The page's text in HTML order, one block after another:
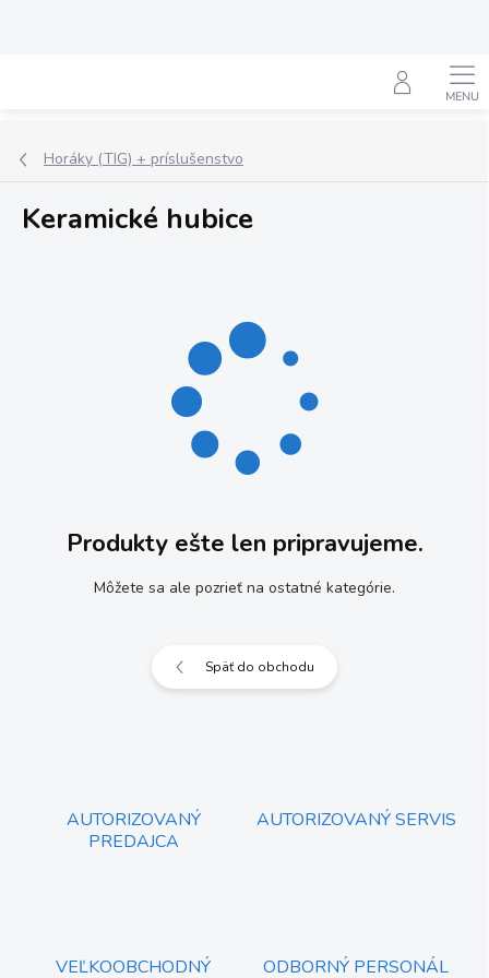
Hľadať
Horáky (TIG) + príslušenstvo
Keramické hubice
Produkty ešte len pripravujeme.
Môžete sa ale pozrieť na ostatné kategórie.
Späť do obchodu
AUTORIZOVANÝ
PREDAJCA
AUTORIZOVANÝ SERVIS
VEĽKOOBCHODNÝ
ODBORNÝ PERSONÁL